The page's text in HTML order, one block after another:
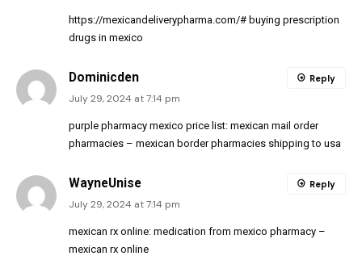
https://mexicandeliverypharma.com/# buying prescription
drugs in mexico
Dominicden
July 29, 2024 at 7:14 pm
purple pharmacy mexico price list: mexican mail order
pharmacies – mexican border pharmacies shipping to usa
Reply
WayneUnise
July 29, 2024 at 7:14 pm
mexican rx online: medication from mexico pharmacy –
mexican rx online
Reply